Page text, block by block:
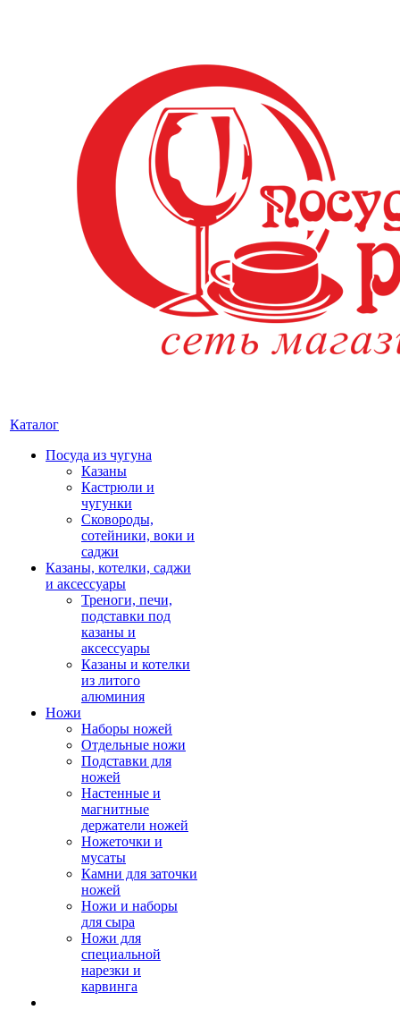
Каталог
Посуда из чугуна
Казаны
Кастрюли и
чугунки
Сковороды,
сотейники, воки и
саджи
Казаны, котелки, саджи
и аксессуары
Треноги, печи,
подставки под
казаны и
аксессуары
Казаны и котелки
из литого
алюминия
Ножи
Наборы ножей
Отдельные ножи
Подставки для
ножей
Настенные и
магнитные
держатели ножей
Ножеточки и
мусаты
Камни для заточки
ножей
Ножи и наборы
для сыра
Ножи для
специальной
нарезки и
карвинга